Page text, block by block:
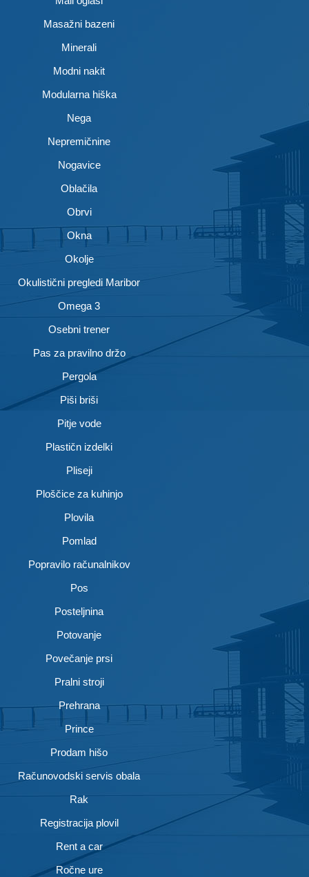
Masažni bazeni
Minerali
Modni nakit
Modularna hiška
Nega
Nepremičnine
Nogavice
Oblačila
Obrvi
Okna
Okolje
Okulistični pregledi Maribor
Omega 3
Osebni trener
Pas za pravilno držo
Pergola
Piši briši
Pitje vode
Plastičn izdelki
Pliseji
Ploščice za kuhinjo
Plovila
Pomlad
Popravilo računalnikov
Pos
Posteljnina
Potovanje
Povečanje prsi
Pralni stroji
Prehrana
Prince
Prodam hišo
Računovodski servis obala
Rak
Registracija plovil
Rent a car
Ročne ure